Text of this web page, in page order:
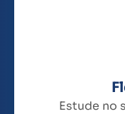
Estude no